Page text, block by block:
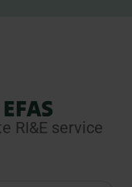
RI&E service